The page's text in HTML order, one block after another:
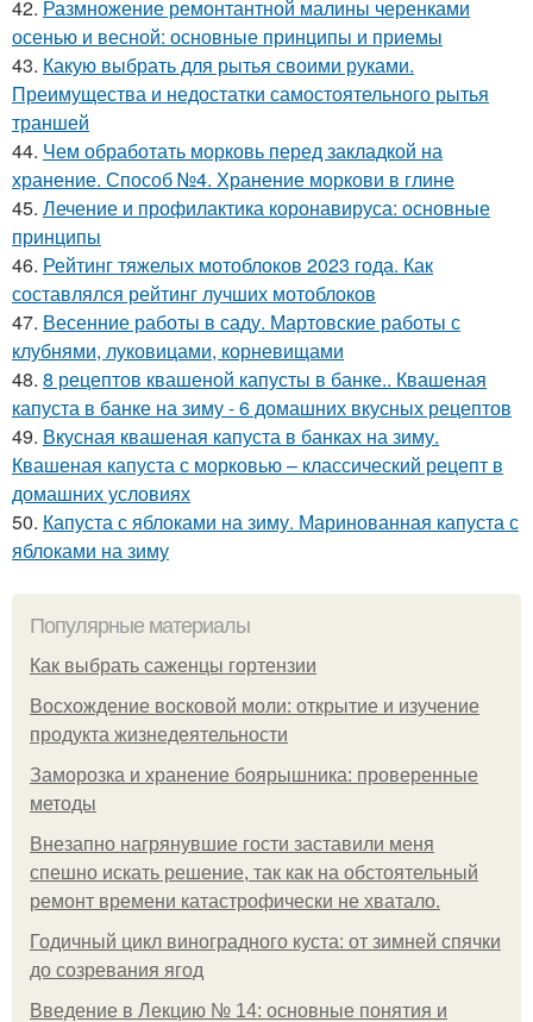
42. Размножение ремонтантной малины черенками
осенью и весной: основные принципы и приемы
43. Какую выбрать для рытья своими руками.
Преимущества и недостатки самостоятельного рытья
траншей
44. Чем обработать морковь перед закладкой на
хранение. Способ №4. Хранение моркови в глине
45. Лечение и профилактика коронавируса: основные
принципы
46. Рейтинг тяжелых мотоблоков 2023 года. Как
составлялся рейтинг лучших мотоблоков
47. Весенние работы в саду. Мартовские работы с
клубнями, луковицами, корневищами
48. 8 рецептов квашеной капусты в банке.. Квашеная
капуста в банке на зиму - 6 домашних вкусных рецептов
49. Вкусная квашеная капуста в банках на зиму.
Квашеная капуста с морковью – классический рецепт в
домашних условиях
50. Капуста с яблоками на зиму. Маринованная капуста с
яблоками на зиму
Популярные материалы
Как выбрать саженцы гортензии
Восхождение восковой моли: открытие и изучение
продукта жизнедеятельности
Заморозка и хранение боярышника: проверенные
методы
Внезапно нагрянувшие гости заставили меня
спешно искать решение, так как на обстоятельный
ремонт времени катастрофически не хватало.
Годичный цикл виноградного куста: от зимней спячки
до созревания ягод
Введение в Лекцию № 14: основные понятия и